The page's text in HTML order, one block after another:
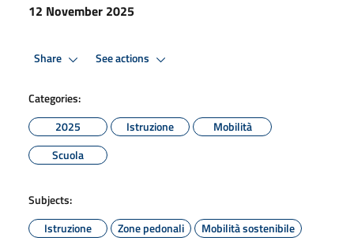
12 November 2025
Share See actions
Categories:
2025
Istruzione
Mobilità
Scuola
Subjects:
Istruzione
Zone pedonali Mobilità sostenibile